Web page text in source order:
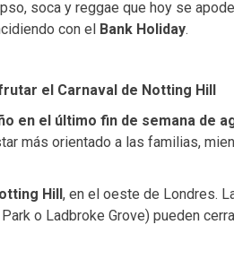
soca y reggae que hoy se
con el Bank Holiday.
el Carnaval de Notting Hill
en el último fin de semana de
más orientado a las familias,
Hill, en el oeste de Londres.
o Ladbroke Grove) pueden